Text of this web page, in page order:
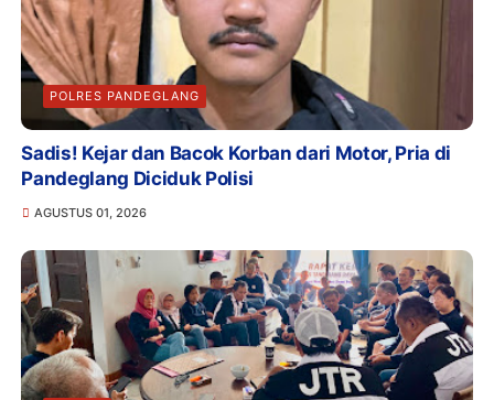
POLRES PANDEGLANG
Sadis! Kejar dan Bacok Korban dari Motor, Pria di
Pandeglang Diciduk Polisi
AGUSTUS 01, 2026